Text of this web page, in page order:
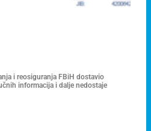
i reosiguranja FBiH dostavio
informacija i dalje nedostaje